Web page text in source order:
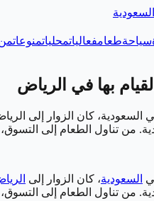
سياحةطعامفعالياتمحلياتمنوعات
بها في الرياض
كان الزوار إلى
الطعام إلى التسوق،
السعودية، كان الزوار إلى
التسوق، والتراث، والفنون، والمشي، إليك 10